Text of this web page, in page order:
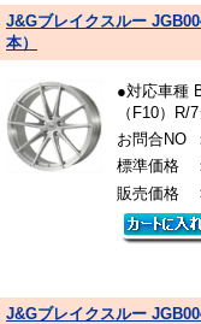
J&Gブレイクスルー
本）
●対応車種
（F10）R/
お問合NO
標準価格
販売価格
J&Gブレイクスルー